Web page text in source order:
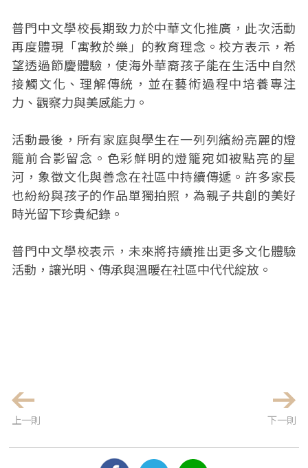
普門中文學校長期致力於中華文化推廣，此次活動
再度體現「寓教於樂」的教育理念。校方表示，希
望透過節慶體驗，使海外華裔孩子能在生活中自然
接觸文化、理解傳統，並在藝術過程中培養專注
力、觀察力與美感能力。
活動最後，所有家庭與學生在一列列繽紛亮麗的燈
籠前合影留念。色彩鮮明的燈籠宛如被點亮的星
河，象徵文化與善念在社區中持續傳遞。許多家長
也紛紛與孩子的作品單獨拍照，為親子共創的美好
時光留下珍貴紀錄。
普門中文學校表示，未來將持續推出更多文化體驗
活動，讓光明、傳承與溫暖在社區中代代綻放。
上一則 下一則